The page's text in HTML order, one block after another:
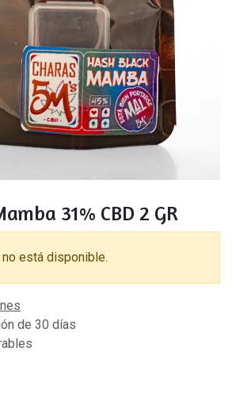
31% CBD 2 GR
está disponible.
de 30 días